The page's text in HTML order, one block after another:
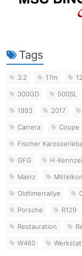
Tags
3.2 17m
300GD 500SL
1993 2017
Carrera Coupe
Fischer
GFG H-
Mainz
Oldtimerrallye
Porsche R129
Restauration
W460